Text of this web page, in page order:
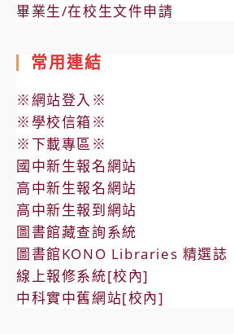
畢業生/在校生文件申請
常用連結
※網站登入※
※學校信箱※
※下載專區※
國中新生報名網站
高中新生報名網站
高中新生報到網站
圖書館藏查詢系統
圖書館KONO Libraries 精選誌
線上報修系統[校內]
中科實中舊網站[校內]